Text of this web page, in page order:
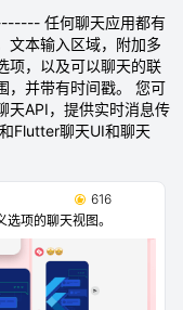
任何聊天应用都有
文本输入区域，附加多
项，以及可以聊天的联
，并带有时间戳。 您可
天API，提供实时消息传
Flutter聊天UI和聊天
616
项的聊天视图。